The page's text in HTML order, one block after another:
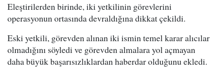
Eleştirilerden birinde, iki yetkilinin görevlerini
operasyonun ortasında devraldığına dikkat çekildi.
Eski yetkili, görevden alınan iki ismin temel karar alıcılar
olmadığını söyledi ve görevden almalara yol açmayan
daha büyük başarısızlıklardan haberdar olduğunu ekledi.